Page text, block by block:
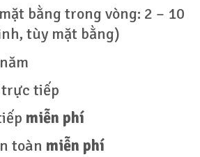
bằng trong vòng: 2 – 10
tùy mặt bằng)
tiếp
miễn phí
toàn miễn phí